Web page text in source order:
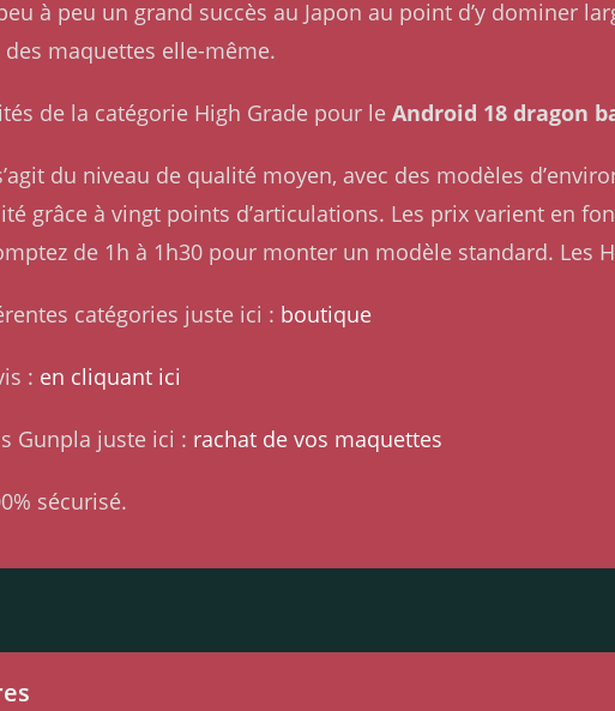
à peu un grand succès au Japon au point d’y dominer
des maquettes elle-même.
de la catégorie High Grade pour le Android 18 dragon
du niveau de qualité moyen, avec des modèles
grâce à vingt points d’articulations. Les prix varient en
de 1h à 1h30 pour monter un modèle standard. Les
catégories juste ici : boutique
: en cliquant ici
Gunpla juste ici : rachat de vos maquettes
sécurisé.